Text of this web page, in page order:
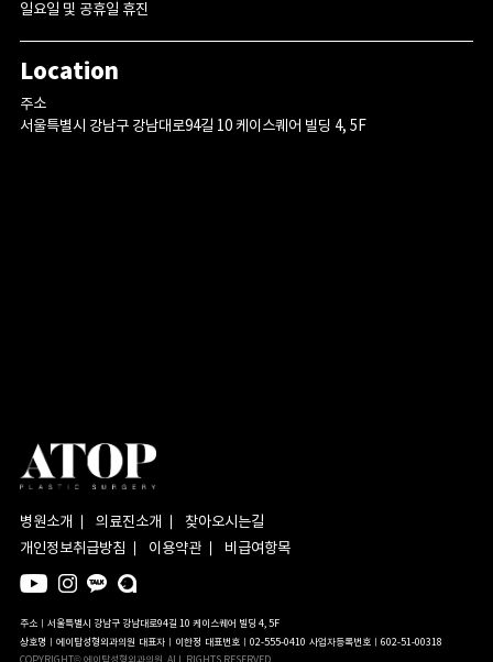
일요일 및 공휴일 휴진
Location
주소
서울특별시 강남구 강남대로94길 10 케이스퀘어 빌딩 4, 5F
병원소개 의료진소개
찾아오시는길
개인정보취급방침
이용약관 비급여항목
주소ㅣ서울특별시 강남구 강남대로94길 10 케이스퀘어 빌딩 4, 5F
상호명ㅣ에이탑성형외과의원 대표자ㅣ이한정 대표번호ㅣ02-555-0410 사업자등록번호ㅣ602-51-00318
COPYRIGHT© 에이탑성형외과의원. ALL RIGHTS RESERVED.